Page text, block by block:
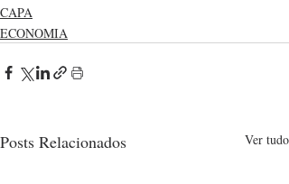
CAPA
ECONOMIA
Posts Relacionados Ver tudo